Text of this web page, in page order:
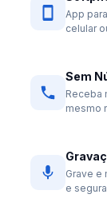
App
celular
Sem
Receba
mesmo
Grave e
e